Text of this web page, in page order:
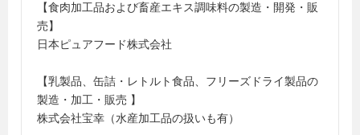
【食肉加工品および畜産エキス調味料の製造・開発・販
売】
日本ピュアフード株式会社
【乳製品、缶詰・レトルト食品、フリーズドライ製品の
製造・加工・販売 】
株式会社宝幸（水産加工品の扱いも有）